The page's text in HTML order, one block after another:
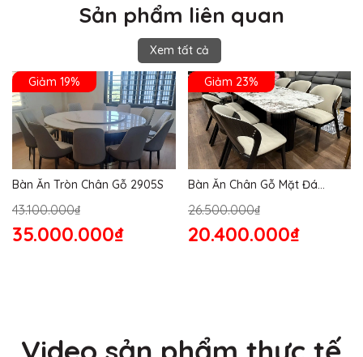
Sản phẩm liên quan
Xem tất cả
Giảm 19%
Bàn Ăn Tròn Chân Gỗ 2905S
43.100.000₫
35.000.000₫
Giảm 23%
Bàn Ăn Chân Gỗ Mặt Đá
26.500.000₫
20.400.000₫